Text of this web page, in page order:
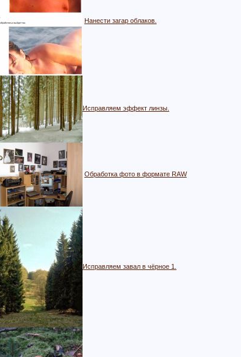
Нанести загар облаков.
Исправляем эффект линзы.
Обработка фото в формате RAW
Исправляем завал в чёрное 1.